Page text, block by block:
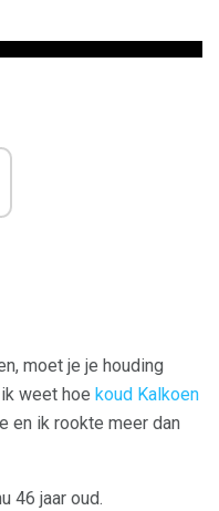
moet je je houding
weet hoe koud Kalkoen
en ik rookte meer dan
46 jaar oud.